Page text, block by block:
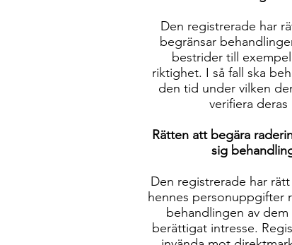
Den registrerade har
begränsar
bestrider till
riktighet. I så fall ska
den tid under vilken
verifiera
Rätten att begära
sig
Den registrerade har
hennes personuppgifter
behandlingen av
berättigat intresse.